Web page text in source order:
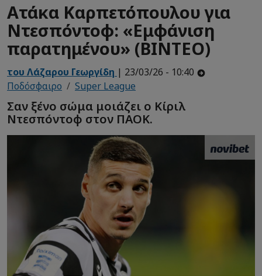
Ατάκα Καρπετόπουλου για
Ντεσπόντοφ: «Εμφάνιση
παρατημένου» (ΒΙΝΤΕΟ)
του Λάζαρου Γεωργίδη | 23/03/26 - 10:40
Ποδόσφαιρο
Super League
Σαν ξένο σώμα μοιάζει ο Κίριλ
Ντεσπόντοφ στον ΠΑΟΚ.